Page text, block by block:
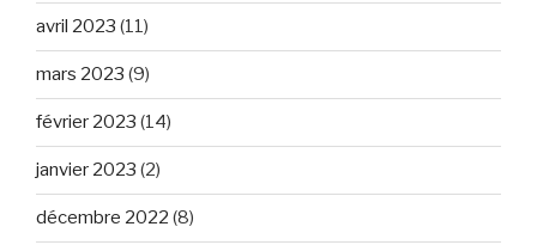
avril 2023 (11)
mars 2023 (9)
février 2023 (14)
janvier 2023 (2)
décembre 2022 (8)